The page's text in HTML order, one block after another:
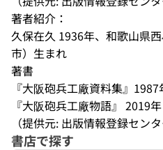
著者紹介：
久保在久 1936年、和歌山県
市）生まれ
著書
『大阪砲兵工廠資料集』
『大阪砲兵工廠物語』 2019
（提供元: 出版情報登録センタ
書店で探す